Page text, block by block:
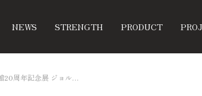
NEWS STRENGTH PRODUCT
20周年記念展 ジョル…